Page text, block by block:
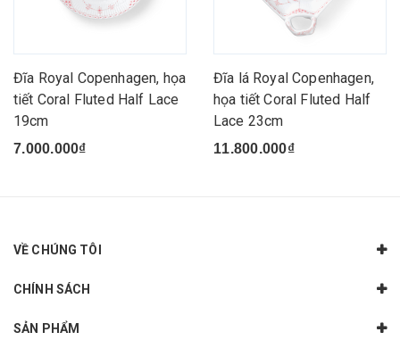
Đĩa Royal Copenhagen, họa
tiết Coral Fluted Half Lace
19cm
7.000.000₫
Đĩa lá Royal Copenhagen,
họa tiết Coral Fluted Half
Lace 23cm
11.800.000₫
VỀ CHÚNG TÔI
CHÍNH SÁCH
SẢN PHẨM